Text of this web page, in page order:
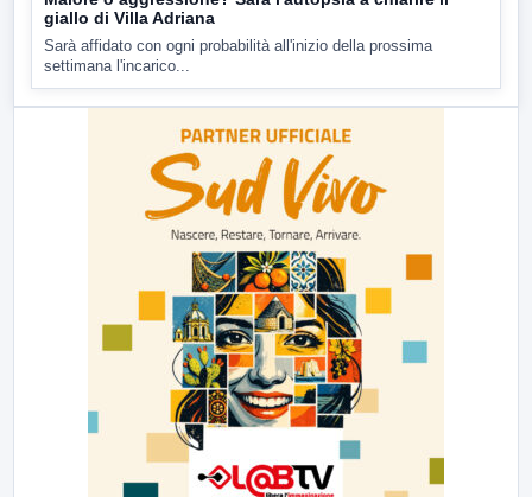
giallo di Villa Adriana
Sarà affidato con ogni probabilità all'inizio della prossima
settimana l'incarico...